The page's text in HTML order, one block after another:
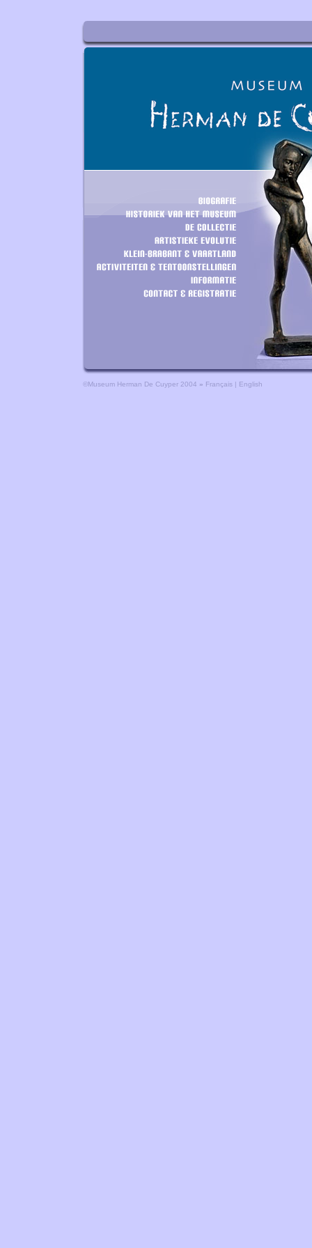
©Museum Herman De Cuyper 2004 » Français | English